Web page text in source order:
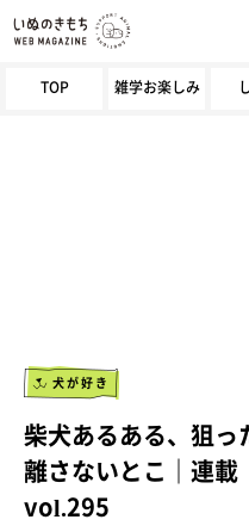
TOP 雑学お楽しみ
犬が好き
柴犬あるある、狙っ
離さないとこ｜連載
vol.295